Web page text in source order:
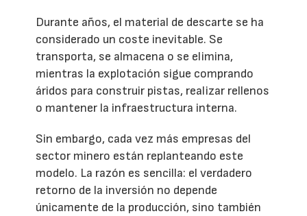
Durante años, el material de descarte se ha
considerado un coste inevitable. Se
transporta, se almacena o se elimina,
mientras la explotación sigue comprando
áridos para construir pistas, realizar rellenos
o mantener la infraestructura interna.
Sin embargo, cada vez más empresas del
sector minero están replanteando este
modelo. La razón es sencilla: el verdadero
retorno de la inversión no depende
únicamente de la producción, sino también